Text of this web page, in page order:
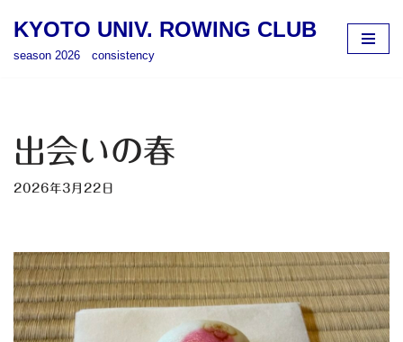
ツ
へ
KYOTO UNIV. ROWING CLUB
season 2026 consistency
出会いの春
2026年3月22日